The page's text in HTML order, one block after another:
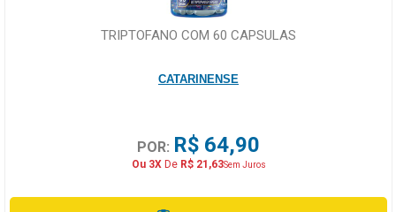
TRIPTOFANO COM 60 CAPSULAS
CATARINENSE
POR: R$ 64,90
Ou 3XDe R$ 21,63Sem Juros